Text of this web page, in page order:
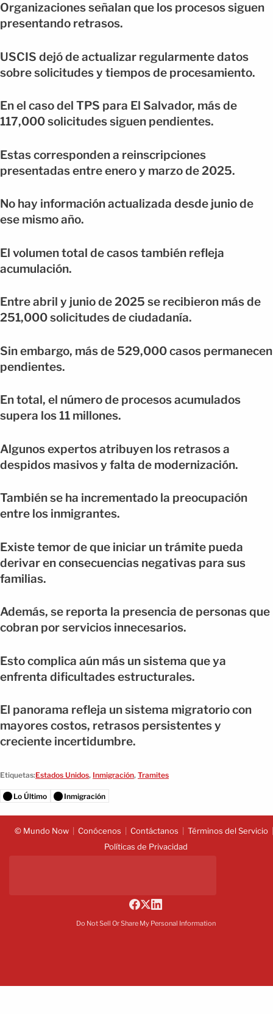
Organizaciones señalan que los procesos siguen
presentando retrasos.
USCIS dejó de actualizar regularmente datos
sobre solicitudes y tiempos de procesamiento.
En el caso del TPS para El Salvador, más de
117,000 solicitudes siguen pendientes.
Estas corresponden a reinscripciones
presentadas entre enero y marzo de 2025.
No hay información actualizada desde junio de
ese mismo año.
El volumen total de casos también refleja
acumulación.
Entre abril y junio de 2025 se recibieron más de
251,000 solicitudes de ciudadanía.
Sin embargo, más de 529,000 casos permanecen
pendientes.
En total, el número de procesos acumulados
supera los 11 millones.
Algunos expertos atribuyen los retrasos a
despidos masivos y falta de modernización.
También se ha incrementado la preocupación
entre los inmigrantes.
Existe temor de que iniciar un trámite pueda
derivar en consecuencias negativas para sus
familias.
Además, se reporta la presencia de personas que
cobran por servicios innecesarios.
Esto complica aún más un sistema que ya
enfrenta dificultades estructurales.
El panorama refleja un sistema migratorio con
mayores costos, retrasos persistentes y
creciente incertidumbre.
Etiquetas:Estados Unidos, Inmigración, Tramites
Lo Último Inmigración
© Mundo Now Conócenos Contáctanos
Términos del Servicio
Políticas de Privacidad
Do Not Sell Or Share My Personal Information